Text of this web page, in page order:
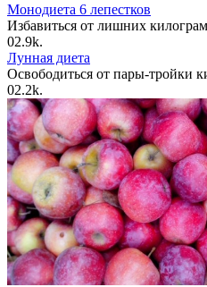
Монодиета 6 лепестков
Избавиться от лишних
02.9k.
Лунная диета
Освободиться от пары-тройки
02.2k.